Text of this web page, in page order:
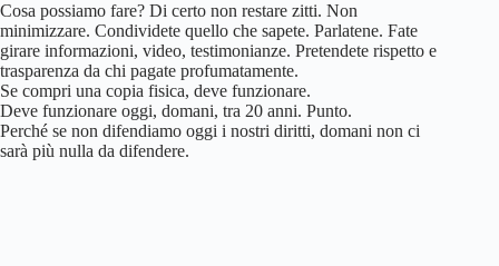
Cosa possiamo fare? Di certo non restare zitti. Non
minimizzare. Condividete quello che sapete. Parlatene. Fate
girare informazioni, video, testimonianze. Pretendete rispetto e
trasparenza da chi pagate profumatamente.
Se compri una copia fisica, deve funzionare.
Deve funzionare oggi, domani, tra 20 anni. Punto.
Perché se non difendiamo oggi i nostri diritti, domani non ci
sarà più nulla da difendere.